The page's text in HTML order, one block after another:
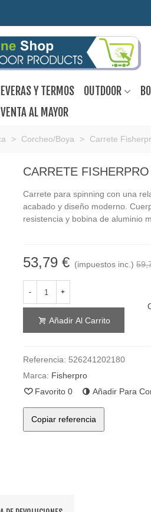
Y TERMOS OUTDOOR
VENTA AL MAYOR
> Corcheo/Boya > Carrete
CARRETE
Carrete para spinning con una
acabado y diseño moderno.
resistencia y bobina de aluminio
53,79 € (impuestos inc.)
- +
Añadir Al Carrito
Referencia: 526241202180
Marca: Fisherpro
Favorito 0 Añadir Para
Copiar referencia